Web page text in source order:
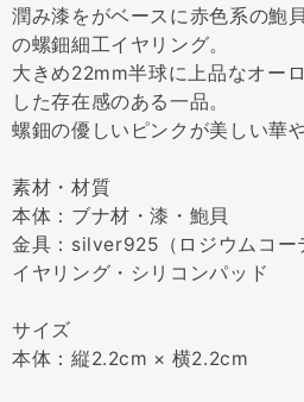
潤み漆をがベースに赤色系の鮑
の螺鈿細工イヤリング。
大きめ22mm半球に上品なオー
した存在感のある一品。
螺鈿の優しいピンクが美しい華
素材・材質
本体：ブナ材・漆・鮑貝
金具：silver925（ロジウムコー
イヤリング・シリコンパッド
サイズ
本体：縦2.2cm × 横2.2cm